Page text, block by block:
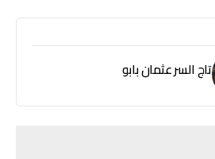
تاج السر عثمان بابو